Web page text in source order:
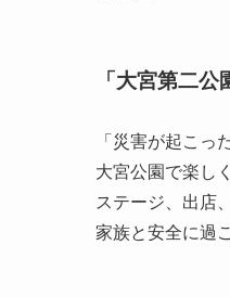
「大宮第二
「災害が起こっ
大宮公園で楽し
ステージ、出店
家族と安全に過